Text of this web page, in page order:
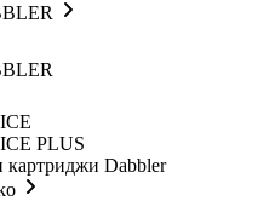
PLUS
картриджи Dabbler